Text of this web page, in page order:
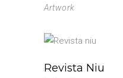
Artwork
Revista Niu